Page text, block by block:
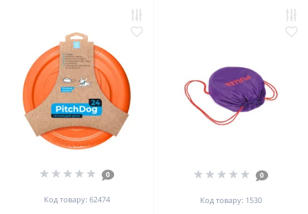
0
Код товару: 62474
0
Код товару: 1530